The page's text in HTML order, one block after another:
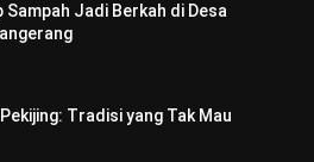
Sampah Jadi Berkah di Desa
Tradisi yang Tak Mau